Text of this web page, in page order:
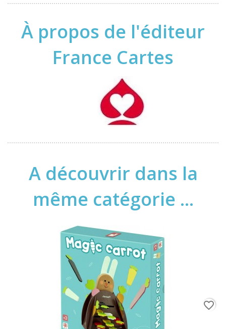
À propos de l'éditeur
France Cartes
A découvrir dans la
même catégorie ...
favorite_border